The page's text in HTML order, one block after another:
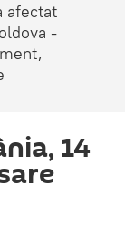
afectat
-
14